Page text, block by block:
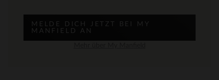
MELDE DICH JETZT BEI MY
MANFIELD AN